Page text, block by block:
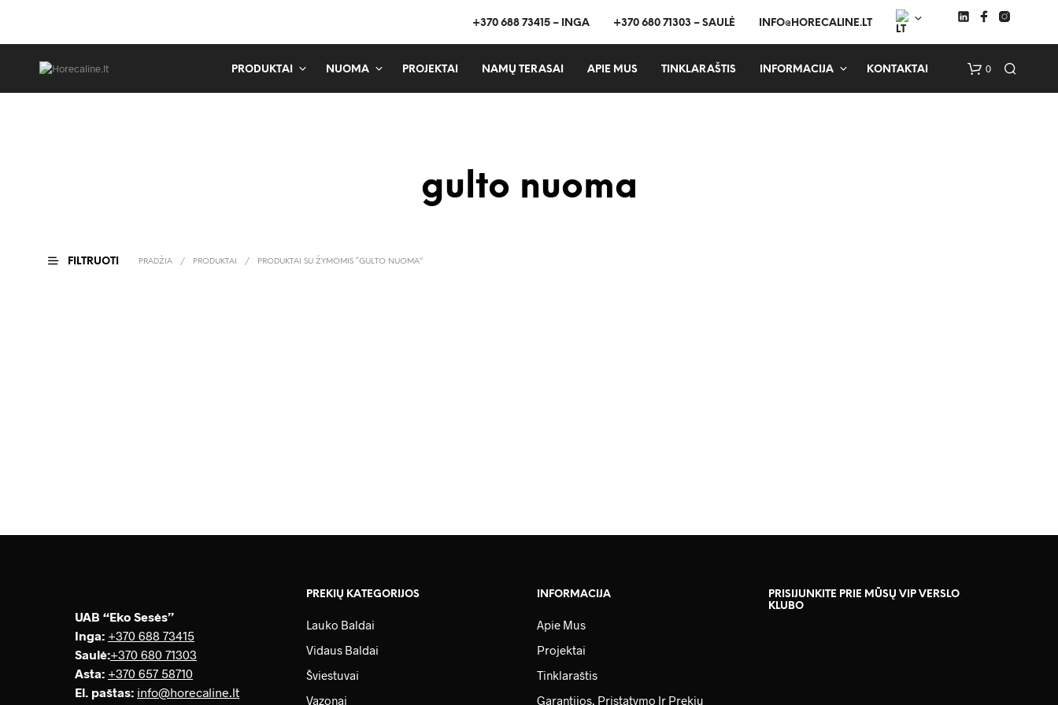
+370 688 73415 – INGA +370 680 71303 – SAULĖ INFO@HORECALINE.LT
PRODUKTAI NUOMA PROJEKTAI NAMŲ TERASAI APIE MUS TINKLARAŠTIS INFORMACIJA KONTAKTAI 0
gulto nuoma
FILTRUOTI PRADŽIA / PRODUKTAI / PRODUKTAI SU ŽYMOMIS “GULTO NUOMA”
UAB “Eko Sesės”
Inga: +370 688 73415
Saulė:+370 680 71303
Asta: +370 657 58710
El. paštas: info@horecaline.lt
PREKIŲ KATEGORIJOS
Lauko Baldai
Vidaus Baldai
Šviestuvai
Vazonai
INFORMACIJA
Apie Mus
Projektai
Tinklaraštis
Garantijos, Pristatymo Ir Prekių
PRISIJUNKITE PRIE MŪSŲ VIP VERSLO
KLUBO